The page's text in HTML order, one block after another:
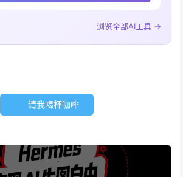
浏览全部AI工具 →
请我喝杯咖啡